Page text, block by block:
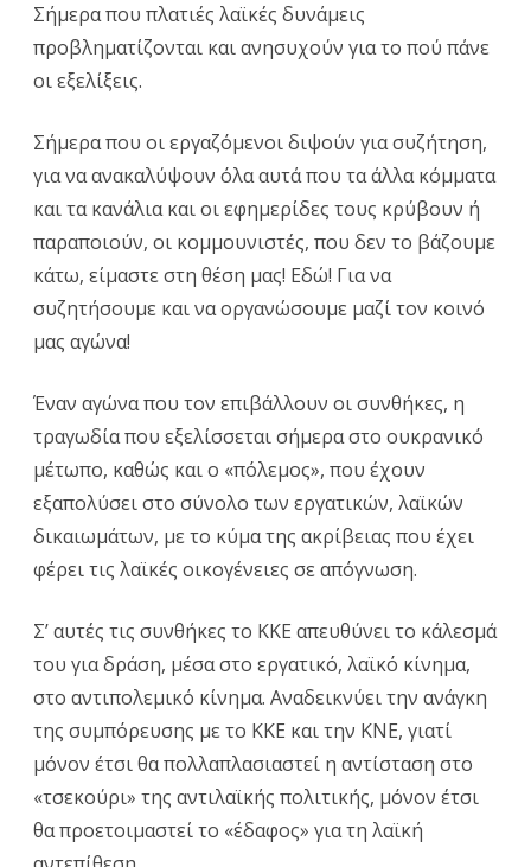
Σήμερα που πλατιές λαϊκές δυνάμεις
προβληματίζονται και ανησυχούν για το πού πάνε
οι εξελίξεις.
Σήμερα που οι εργαζόμενοι διψούν για συζήτηση,
για να ανακαλύψουν όλα αυτά που τα άλλα κόμματα
και τα κανάλια και οι εφημερίδες τους κρύβουν ή
παραποιούν, οι κομμουνιστές, που δεν το βάζουμε
κάτω, είμαστε στη θέση μας! Εδώ! Για να
συζητήσουμε και να οργανώσουμε μαζί τον κοινό
μας αγώνα!
Έναν αγώνα που τον επιβάλλουν οι συνθήκες, η
τραγωδία που εξελίσσεται σήμερα στο ουκρανικό
μέτωπο, καθώς και ο «πόλεμος», που έχουν
εξαπολύσει στο σύνολο των εργατικών, λαϊκών
δικαιωμάτων, με το κύμα της ακρίβειας που έχει
φέρει τις λαϊκές οικογένειες σε απόγνωση.
Σ’ αυτές τις συνθήκες το ΚΚΕ απευθύνει το κάλεσμά
του για δράση, μέσα στο εργατικό, λαϊκό κίνημα,
στο αντιπολεμικό κίνημα. Αναδεικνύει την ανάγκη
της συμπόρευσης με το ΚΚΕ και την ΚΝΕ, γιατί
μόνον έτσι θα πολλαπλασιαστεί η αντίσταση στο
«τσεκούρι» της αντιλαϊκής πολιτικής, μόνον έτσι
θα προετοιμαστεί το «έδαφος» για τη λαϊκή